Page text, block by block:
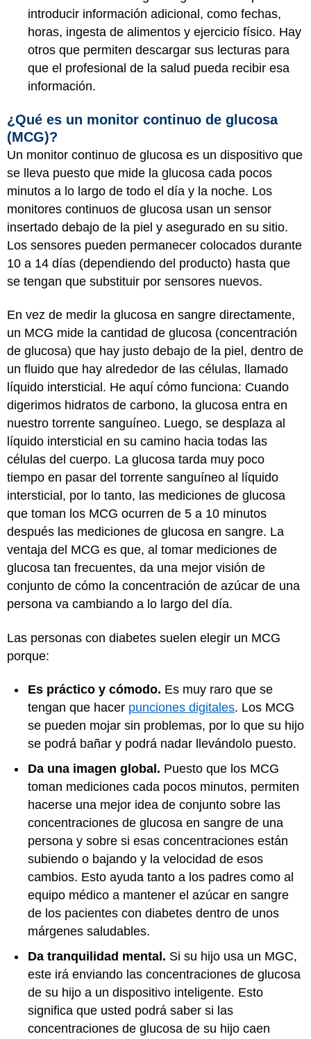
introducir información adicional, como fechas,
horas, ingesta de alimentos y ejercicio físico. Hay
otros que permiten descargar sus lecturas para
que el profesional de la salud pueda recibir esa
información.
¿Qué es un monitor continuo de glucosa
(MCG)?
Un monitor continuo de glucosa es un dispositivo que
se lleva puesto que mide la glucosa cada pocos
minutos a lo largo de todo el día y la noche. Los
monitores continuos de glucosa usan un sensor
insertado debajo de la piel y asegurado en su sitio.
Los sensores pueden permanecer colocados durante
10 a 14 días (dependiendo del producto) hasta que
se tengan que substituir por sensores nuevos.
En vez de medir la glucosa en sangre directamente,
un MCG mide la cantidad de glucosa (concentración
de glucosa) que hay justo debajo de la piel, dentro de
un fluido que hay alrededor de las células, llamado
líquido intersticial. He aquí cómo funciona: Cuando
digerimos hidratos de carbono, la glucosa entra en
nuestro torrente sanguíneo. Luego, se desplaza al
líquido intersticial en su camino hacia todas las
células del cuerpo. La glucosa tarda muy poco
tiempo en pasar del torrente sanguíneo al líquido
intersticial, por lo tanto, las mediciones de glucosa
que toman los MCG ocurren de 5 a 10 minutos
después las mediciones de glucosa en sangre. La
ventaja del MCG es que, al tomar mediciones de
glucosa tan frecuentes, da una mejor visión de
conjunto de cómo la concentración de azúcar de una
persona va cambiando a lo largo del día.
Las personas con diabetes suelen elegir un MCG
porque:
Es práctico y cómodo. Es muy raro que se
tengan que hacer punciones digitales. Los MCG
se pueden mojar sin problemas, por lo que su hijo
se podrá bañar y podrá nadar llevándolo puesto.
Da una imagen global. Puesto que los MCG
toman mediciones cada pocos minutos, permiten
hacerse una mejor idea de conjunto sobre las
concentraciones de glucosa en sangre de una
persona y sobre si esas concentraciones están
subiendo o bajando y la velocidad de esos
cambios. Esto ayuda tanto a los padres como al
equipo médico a mantener el azúcar en sangre
de los pacientes con diabetes dentro de unos
márgenes saludables.
Da tranquilidad mental. Si su hijo usa un MGC,
este irá enviando las concentraciones de glucosa
de su hijo a un dispositivo inteligente. Esto
significa que usted podrá saber si las
concentraciones de glucosa de su hijo caen